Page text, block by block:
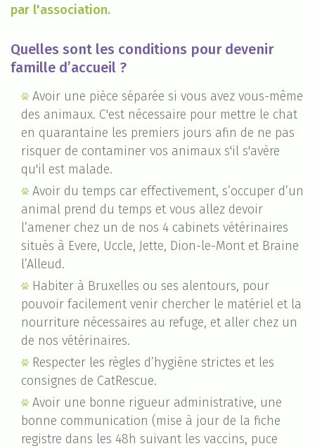
par l'association.
Quelles sont les conditions pour devenir
famille d’accueil ?
Avoir une pièce séparée si vous avez vous-même
des animaux. C'est nécessaire pour mettre le chat
en quarantaine les premiers jours afin de ne pas
risquer de contaminer vos animaux s'il s'avère
qu'il est malade.
Avoir du temps car effectivement, s’occuper d’un
animal prend du temps et vous allez devoir
l’amener chez un de nos 4 cabinets vétérinaires
situés à Evere, Uccle, Jette, Dion-le-Mont et Braine
l’Alleud.
Habiter à Bruxelles ou ses alentours, pour
pouvoir facilement venir chercher le matériel et la
nourriture nécessaires au refuge, et aller chez un
de nos vétérinaires.
Respecter les règles d’hygiène strictes et les
consignes de CatRescue.
Avoir une bonne rigueur administrative, une
bonne communication (mise à jour de la fiche
registre dans les 48h suivant les vaccins, puce